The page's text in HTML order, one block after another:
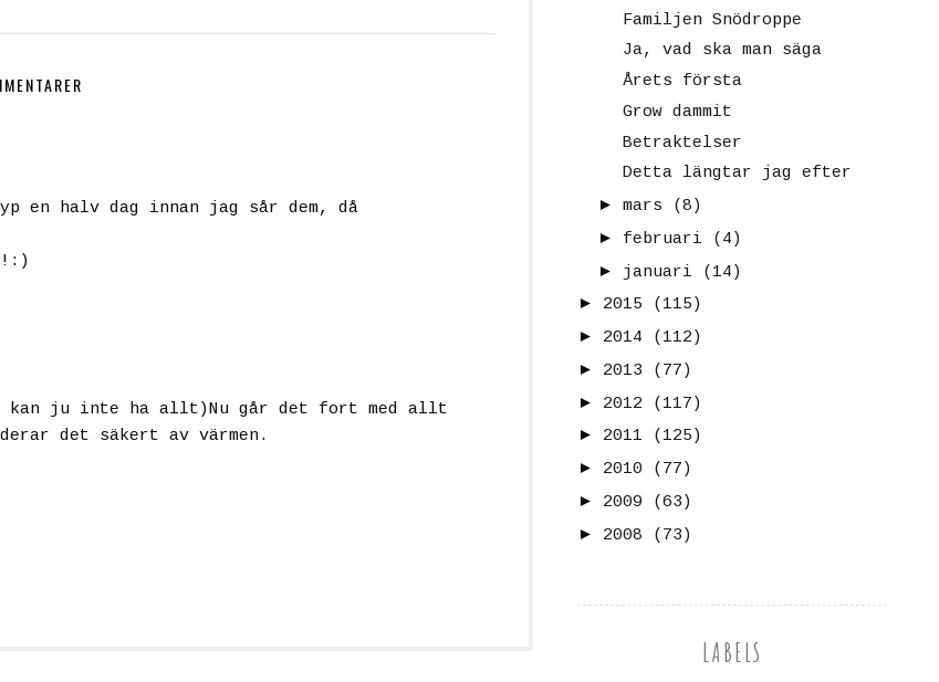
en halv dag innan jag sår dem, då
kan ju inte ha allt)Nu går det fort med allt
det säkert av värmen.
Familjen Snödroppe
Ja, vad ska man säga
Årets första
Grow dammit
Betraktelser
Detta längtar jag efter
► mars
(8)
► februari
(4)
► januari
(14)
► 2015
(115)
► 2014
(112)
► 2013
(77)
► 2012
(117)
► 2011
(125)
► 2010
(77)
► 2009
(63)
► 2008 (73)
LABELS